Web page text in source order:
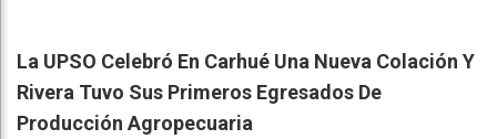
La UPSO Celebró En Carhué Una Nueva Colación Y
Rivera Tuvo Sus Primeros Egresados De
Producción Agropecuaria